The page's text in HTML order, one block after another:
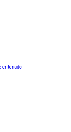
enterrado